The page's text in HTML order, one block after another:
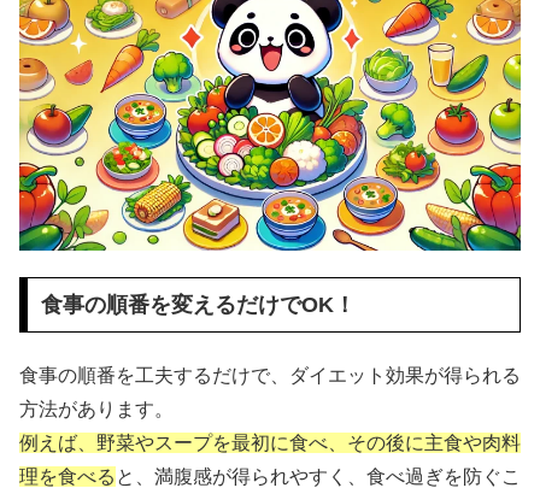
食事の順番を変えるだけでOK！
食事の順番を工夫するだけで、ダイエット効果が得られる
方法があります。
例えば、野菜やスープを最初に食べ、その後に主食や肉料
理を食べる と、満腹感が得られやすく、食べ過ぎを防ぐこ